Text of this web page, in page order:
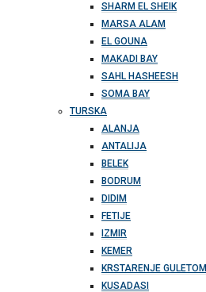
SHARM EL SHEIK
MARSA ALAM
EL GOUNA
MAKADI BAY
SAHL HASHEESH
SOMA BAY
TURSKA
ALANJA
ANTALIJA
BELEK
BODRUM
DIDIM
FETIJE
IZMIR
KEMER
KRSTARENJE GULETOM
KUSADASI